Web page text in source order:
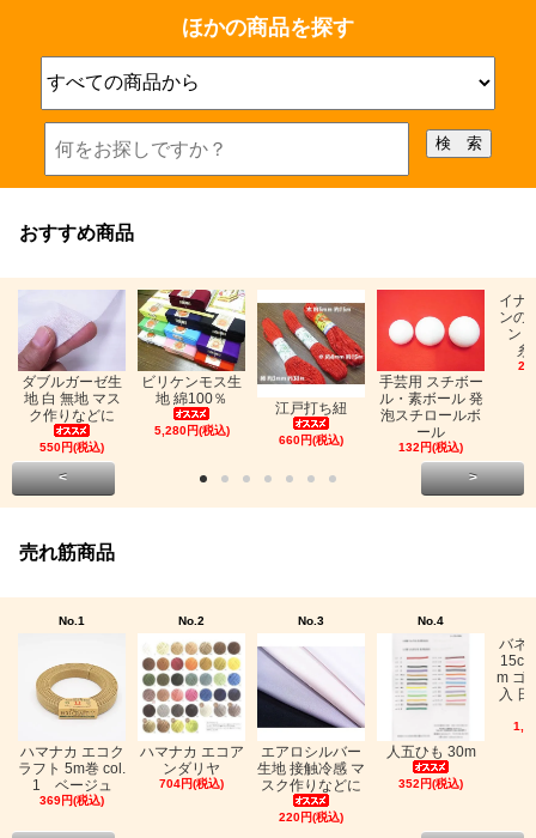
ほかの商品を探す
おすすめ商品
ダブルガーゼ生
地 白 無地 マス
ク作りなどに
550円(税込)
ビリケンモス生
地 綿100％
5,280円(税込)
江戸打ち紐
660円(税込)
手芸用 スチボー
ル・素ボール 発
泡スチロールボ
ール
132円(税込)
イナ
ンの
ン
糸
< >
売れ筋商品
No.1
ハマナカ エコク
ラフト 5m巻 col.
1 ベージュ
369円(税込)
No.2
ハマナカ エコア
ンダリヤ
704円(税込)
No.3
エアロシルバー
生地 接触冷感 マ
スク作りなどに
220円(税込)
No.4
人五ひも 30m
352円(税込)
バネ
m ゴ
入